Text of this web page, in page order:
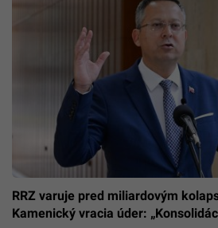
RRZ varuje pred miliardovým
Kamenický vracia úder: